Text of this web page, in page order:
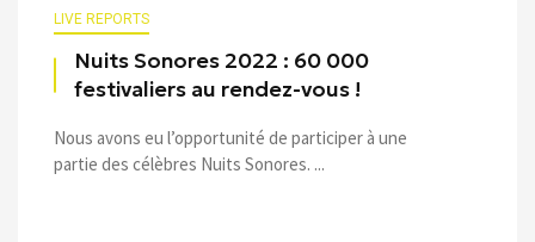
LIVE REPORTS
Nuits Sonores 2022 : 60 000
festivaliers au rendez-vous !
Nous avons eu l’opportunité de participer à une
partie des célèbres Nuits Sonores. ...